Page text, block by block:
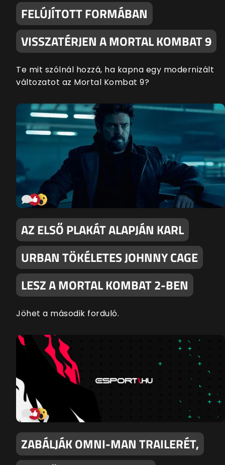
FELÚJÍTOTT FORMÁBAN
VISSZATÉRJEN A MORTAL KOMBAT 9
Te mit szólnál hozzá, ha kapna egy modernizált
változatot az Mortal Kombat 9?
AZ ELSŐ PLAKÁT ALAPJÁN KARL
URBAN TÖKÉLETES JOHNNY CAGE
LESZ A MORTAL KOMBAT 2-BEN
Jöhet a második forduló.
ZABÁLJÁK OMNI-MAN TRAILERÉT,